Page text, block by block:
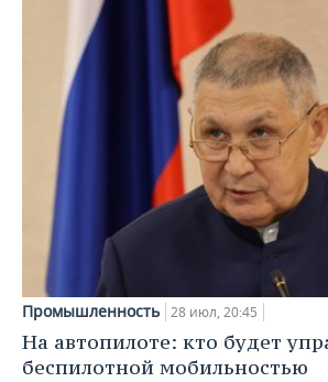
Промышленность 28 июл, 20:45
На автопилоте: кто будет
беспилотной мобильностью